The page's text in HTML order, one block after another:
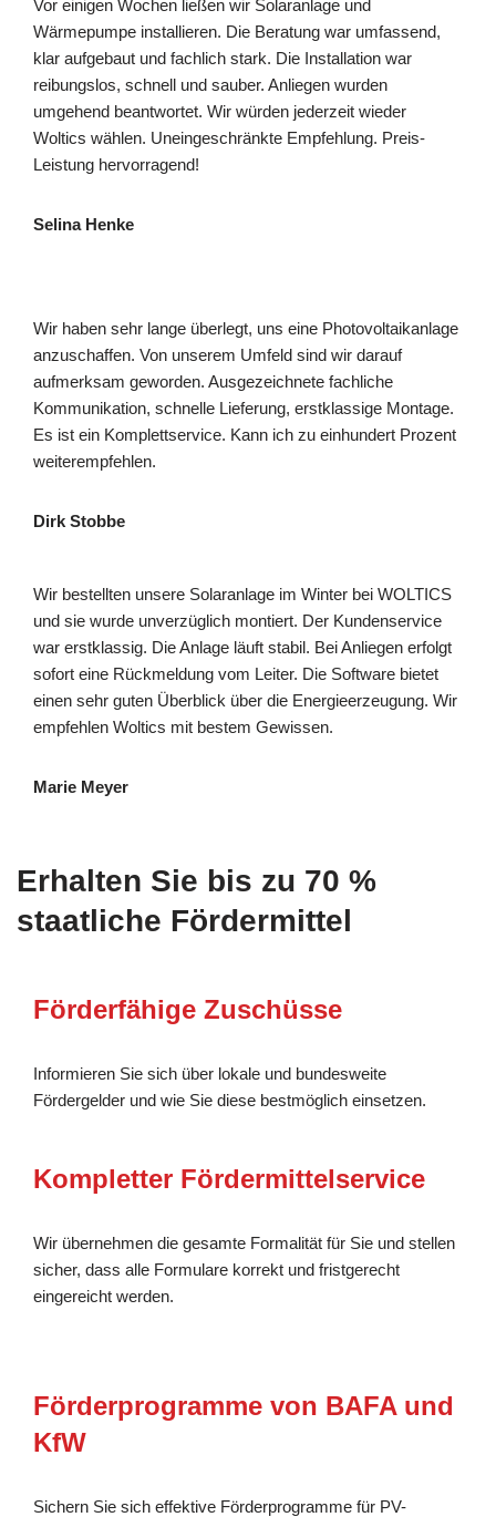
Vor einigen Wochen ließen wir Solaranlage und
Wärmepumpe installieren. Die Beratung war umfassend,
klar aufgebaut und fachlich stark. Die Installation war
reibungslos, schnell und sauber. Anliegen wurden
umgehend beantwortet. Wir würden jederzeit wieder
Woltics wählen. Uneingeschränkte Empfehlung. Preis-
Leistung hervorragend!
Selina Henke
Wir haben sehr lange überlegt, uns eine Photovoltaikanlage
anzuschaffen. Von unserem Umfeld sind wir darauf
aufmerksam geworden. Ausgezeichnete fachliche
Kommunikation, schnelle Lieferung, erstklassige Montage.
Es ist ein Komplettservice. Kann ich zu einhundert Prozent
weiterempfehlen.
Dirk Stobbe
Wir bestellten unsere Solaranlage im Winter bei WOLTICS
und sie wurde unverzüglich montiert. Der Kundenservice
war erstklassig. Die Anlage läuft stabil. Bei Anliegen erfolgt
sofort eine Rückmeldung vom Leiter. Die Software bietet
einen sehr guten Überblick über die Energieerzeugung. Wir
empfehlen Woltics mit bestem Gewissen.
Marie Meyer
Erhalten Sie bis zu 70 %
staatliche Fördermittel
Förderfähige Zuschüsse
Informieren Sie sich über lokale und bundesweite
Fördergelder und wie Sie diese bestmöglich einsetzen.
Kompletter Fördermittelservice
Wir übernehmen die gesamte Formalität für Sie und stellen
sicher, dass alle Formulare korrekt und fristgerecht
eingereicht werden.
Förderprogramme von BAFA und
KfW
Sichern Sie sich effektive Förderprogramme für PV-